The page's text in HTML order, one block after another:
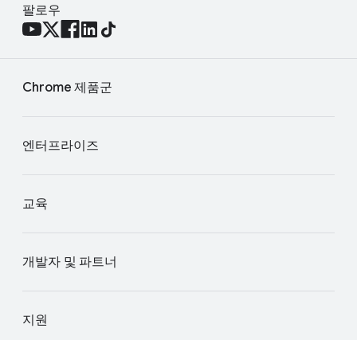
팔로우
Chrome 제품군
엔터프라이즈
교육
개발자 및 파트너
지원